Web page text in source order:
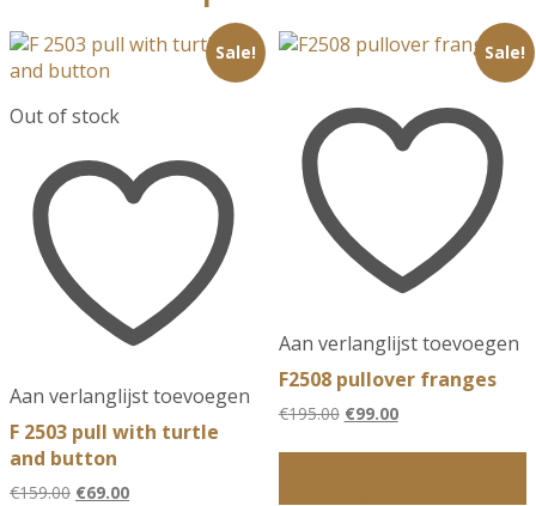
Out of stock
Sale!
Aan verlanglijst toevoegen
F 2503 pull with turtle
and button
€159.00 Oorspronkelijke
€69.00Huidige
Sale!
Aan verlanglijst toevoegen
F2508 pullover franges
€195.00 Oorspronkelijke
was:
€99.00Huidige
is: